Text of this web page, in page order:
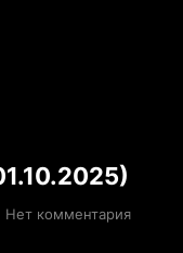
Нет комментария